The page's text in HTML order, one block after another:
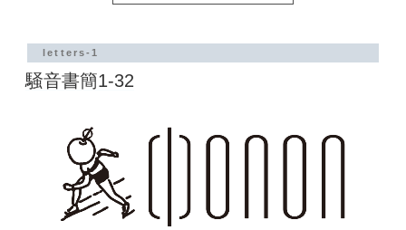
音
33”
letters-1
騒音書簡1-32